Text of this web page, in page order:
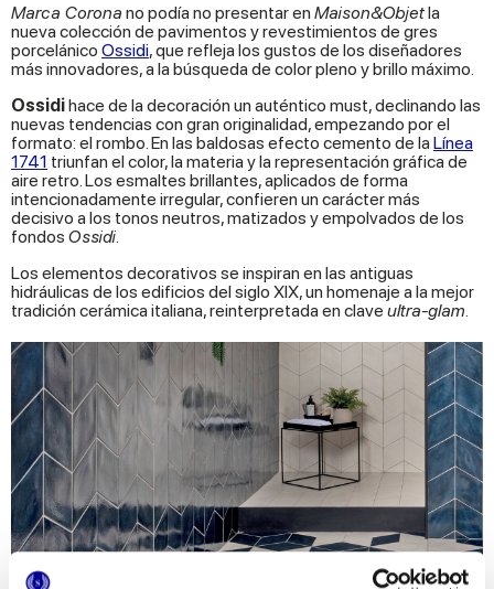
Marca Corona no podía no presentar en Maison&Objetla
nueva colección de pavimentos y revestimientos de gres
porcelánico Ossidi, que refleja los gustos de los diseñadores
más innovadores, a la búsqueda de color pleno y brillo máximo.
Ossidihace de la decoración un auténtico must, declinando las
nuevas tendencias con gran originalidad, empezando por el
formato: el rombo. En las baldosas efecto cemento de la Línea
1741 triunfan el color, la materia y la representación gráfica de
aire retro. Los esmaltes brillantes, aplicados de forma
intencionadamente irregular, confieren un carácter más
decisivo a los tonos neutros, matizados y empolvados de los
fondos Ossidi
Los elementos decorativos se inspiran en las antiguas
hidráulicas de los edificios del siglo XIX, un homenaje a la mejor
tradición cerámica italiana, reinterpretada en clave ultra-glam